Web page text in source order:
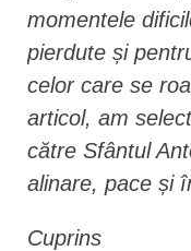
momentele
pierdute și
celor care se
articol, am
către Sfântul
alinare, pace și
Cuprins